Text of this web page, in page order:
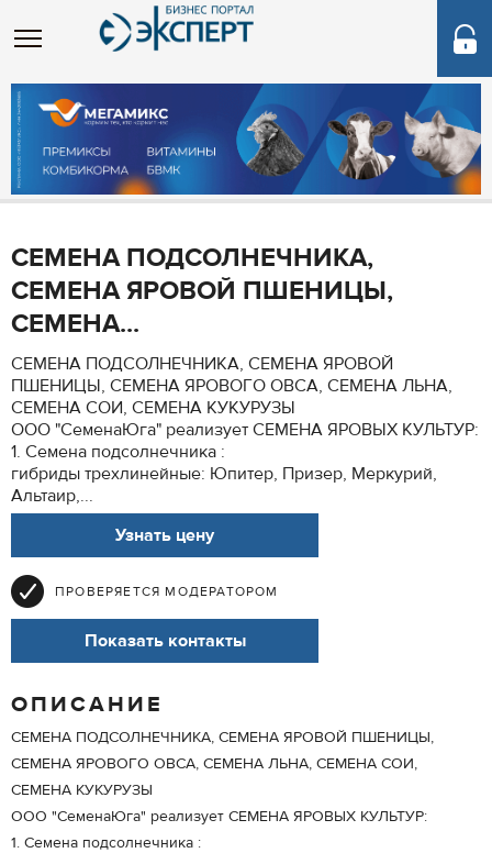
СЕМЕНА ПОДСОЛНЕЧНИКА,
СЕМЕНА ЯРОВОЙ ПШЕНИЦЫ,
СЕМЕНА...
СЕМЕНА ПОДСОЛНЕЧНИКА, СЕМЕНА ЯРОВОЙ
ПШЕНИЦЫ, СЕМЕНА ЯРОВОГО ОВСА, СЕМЕНА ЛЬНА,
СЕМЕНА СОИ, СЕМЕНА КУКУРУЗЫ
ООО "СеменаЮга" реализует СЕМЕНА ЯРОВЫХ КУЛЬТУР:
1. Семена подсолнечника :
гибриды трехлинейные: Юпитер, Призер, Меркурий,
Альтаир,...
Узнать цену
ПРОВЕРЯЕТСЯ МОДЕРАТОРОМ
Показать контакты
ОПИСАНИЕ
СЕМЕНА ПОДСОЛНЕЧНИКА, СЕМЕНА ЯРОВОЙ ПШЕНИЦЫ,
СЕМЕНА ЯРОВОГО ОВСА, СЕМЕНА ЛЬНА, СЕМЕНА СОИ,
СЕМЕНА КУКУРУЗЫ
ООО "СеменаЮга" реализует СЕМЕНА ЯРОВЫХ КУЛЬТУР:
1. Семена подсолнечника :